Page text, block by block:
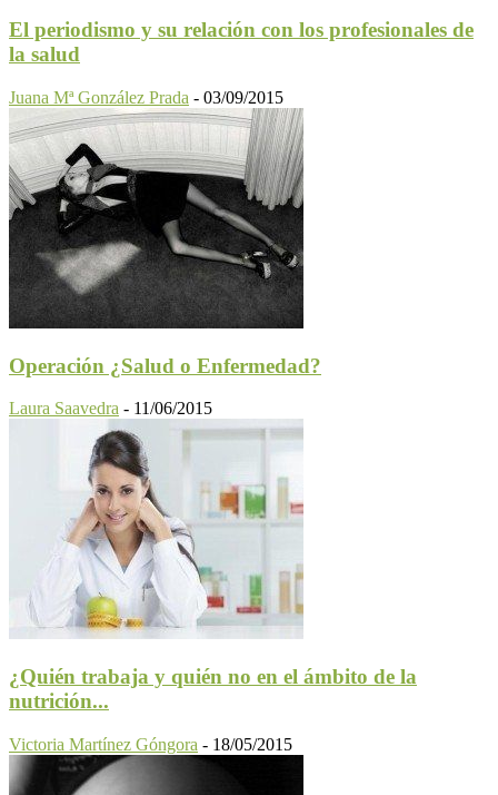
El periodismo y su relación con los profesionales de
la salud
Juana Mª González Prada - 03/09/2015
Operación ¿Salud o Enfermedad?
Laura Saavedra - 11/06/2015
¿Quién trabaja y quién no en el ámbito de la
nutrición...
Victoria Martínez Góngora - 18/05/2015